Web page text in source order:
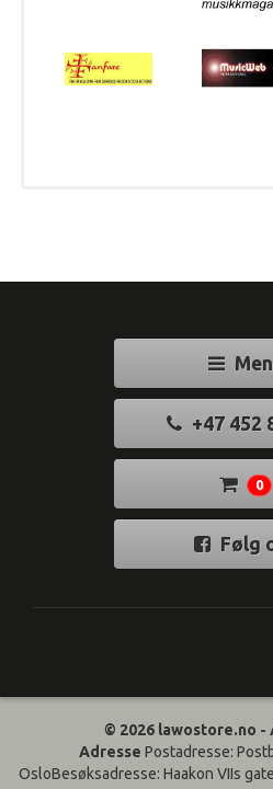
+47 452
0
Følg
© 2026 lawostore.no
Adresse Postadresse:
OsloBesøksadresse: Haakon VIIs